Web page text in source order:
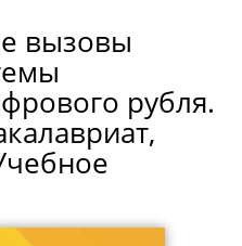
вызовы
рубля.